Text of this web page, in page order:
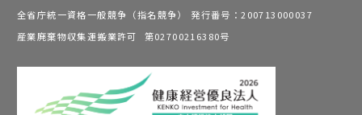
全省庁統一資格一般競争（指名競争） 発行番号：200713000037
産業廃棄物収集運搬業許可 第02700216380号